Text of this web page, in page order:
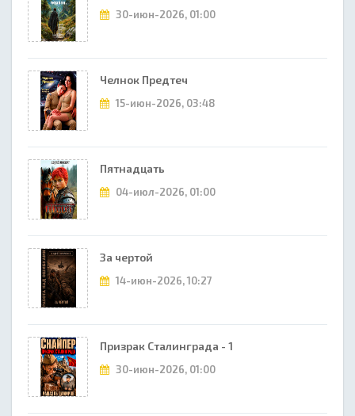
30-июн-2026, 01:00
Челнок Предтеч
15-июн-2026, 03:48
Пятнадцать
04-июл-2026, 01:00
За чертой
14-июн-2026, 10:27
Призрак Сталинграда - 1
30-июн-2026, 01:00